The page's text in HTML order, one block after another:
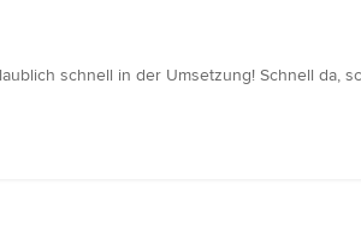
schnell in der Umsetzung! Schnell da,